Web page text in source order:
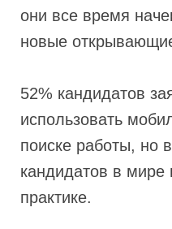
они все время
новые
52% кандидатов
использовать
поиске работы, но
кандидатов в мире
практике.